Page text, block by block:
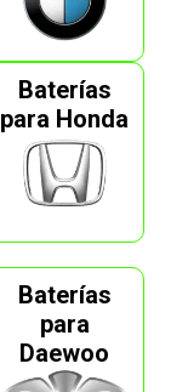
Baterías
para Honda
Baterías
para
Daewoo